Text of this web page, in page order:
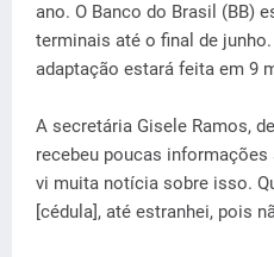
ano. O Banco do Brasil (BB)
terminais até o final de
adaptação estará feita em 9
A secretária Gisele Ramos,
recebeu poucas
vi muita notícia sobre isso.
[cédula], até estranhei, pois